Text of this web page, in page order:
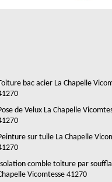
professionnel pour de
qu'il a la réputation de faire
bac acier La Chapelle
de Velux La Chapelle
sur tuile La Chapelle
comble toiture par
Vicomtesse 41270